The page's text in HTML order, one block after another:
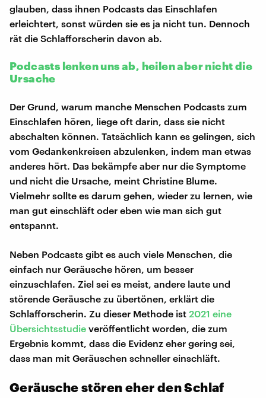
glauben, dass ihnen Podcasts das Einschlafen
erleichtert, sonst würden sie es ja nicht tun. Dennoch
rät die Schlafforscherin davon ab.
Podcasts lenken uns ab, heilen aber nicht die
Ursache
Der Grund, warum manche Menschen Podcasts zum
Einschlafen hören, liege oft darin, dass sie nicht
abschalten können. Tatsächlich kann es gelingen, sich
vom Gedankenkreisen abzulenken, indem man etwas
anderes hört. Das bekämpfe aber nur die Symptome
und nicht die Ursache, meint Christine Blume.
Vielmehr sollte es darum gehen, wieder zu lernen, wie
man gut einschläft oder eben wie man sich gut
entspannt.
Neben Podcasts gibt es auch viele Menschen, die
einfach nur Geräusche hören, um besser
einzuschlafen. Ziel sei es meist, andere laute und
störende Geräusche zu übertönen, erklärt die
Schlafforscherin. Zu dieser Methode ist 2021 eine
Übersichtsstudie veröffentlicht worden, die zum
Ergebnis kommt, dass die Evidenz eher gering sei,
dass man mit Geräuschen schneller einschläft.
Geräusche stören eher den Schlaf